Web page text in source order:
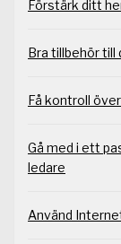
Förstärk ditt
Bra tillbehör till
Få kontroll
Gå med i ett
ledare
Använd